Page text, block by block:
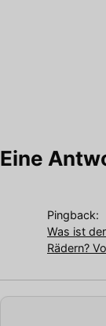
Eine
Pingback:
Was ist
Rädern?